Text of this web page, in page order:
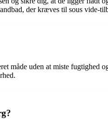
der kræves til sous vide-
måde uden at miste